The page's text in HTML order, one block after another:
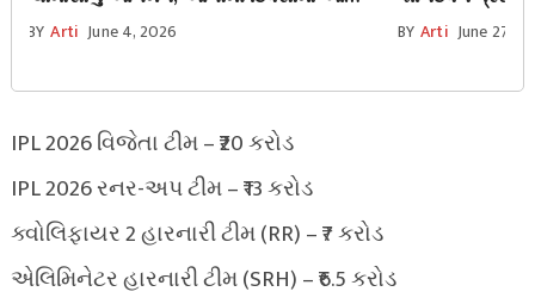
રાજ્યો થશે પાણી-પાણી, જુઓ લાઈવ અપડેટ
BY Arti June 4, 2026
જાણો સાંજની
BY Arti June 27,
IPL 2026 વિજેતા ટીમ – ₹20 કરોડ
IPL 2026 રનર-અપ ટીમ – ₹13 કરોડ
ક્વોલિફાયર 2 હારનારી ટીમ (RR) – ₹7 કરોડ
એલિમિનેટર હારનારી ટીમ (SRH) – ₹6.5 કરોડ